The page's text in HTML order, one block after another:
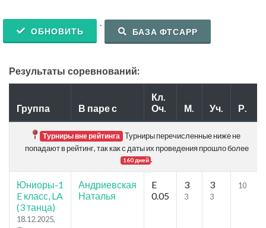
ОБНОВИТЬ
.
БАЗА ФТСАРР
Результаты соревнований:
Группа В паре с
Кл.
Оч.
М. Уч. Р.
Турниры вне рейтинга Турниры перечисленные ниже не
попадают в рейтинг, так как с даты их проведения прошло более
160 дней .
Юниоры-1
E класс, LA
(3 танца)
18.12.2025,
Андриевская
Наталья
E
0.05
3
3
3
3
10